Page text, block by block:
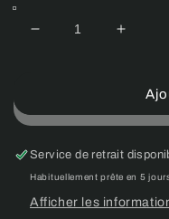
Réduire
Athletic
track
pant
Balbuzards
Adulte
track
pant
Adulte
Service de retrait
Habituellement prête en 5
Afficher les